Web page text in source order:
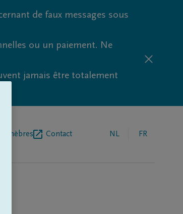
de faux messages sous
ou un paiement. Ne
jamais être totalement
funèbres Contact NL FR